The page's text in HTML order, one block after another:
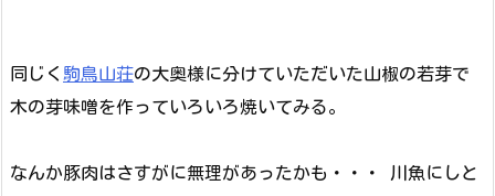
同じく 駒鳥山荘の大奥様に分けていただいた山椒の若芽で
木の芽味噌を作っていろいろ焼いてみる。
なんか豚肉はさすがに無理があったかも・・・ 川魚にしと